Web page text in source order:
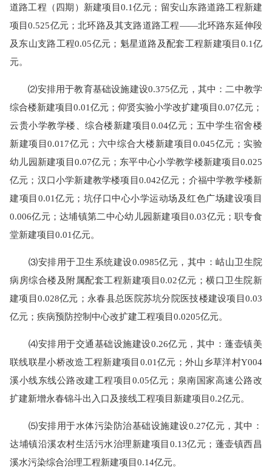
道路工程（四期）新建项目0.1亿元；留安山东路道路工程新建
项目0.525亿元；北环路及其支路道路工程——北环路东延伸段
及东山支路工程0.05亿元；魁星道路及配套工程新建项目0.1亿
元。
⑵安排用于教育基础设施建设0.375亿元，其中：二中教学
综合楼新建项目0.01亿元；仰贤实验小学改扩建项目0.07亿元；
云贵小学教学楼、综合楼新建项目0.04亿元；五中学生宿舍楼
新建项目0.017亿元；六中综合大楼新建项目0.045亿元；实验
幼儿园新建项目0.07亿元；东平中心小学教学楼新建项目0.025
亿元；汉口小学新建教学楼项目0.042亿元；介福中学教学楼新
建项目0.01亿元；坑仔口中心小学运动场及红色广场建设项目
0.006亿元；达埔镇第二中心幼儿园新建项目0.03亿元；职专食
堂新建项目0.01亿元。
⑶安排用于卫生系统建设0.0985亿元，其中：岵山卫生院
病房综合楼及附属配套工程新建项目0.02亿元；横口卫生院新
建项目0.028亿元；永春县总医院苏坑分院医技楼建设项目0.03
亿元；疾病预防控制中心改扩建工程项目0.0205亿元。
⑷安排用于交通基础设施建设0.26亿元，其中：蓬壶镇美
联线联星小桥改造工程新建项目0.01亿元；外山乡草洋村Y004
溪小线东线公路改建工程项目0.05亿元；泉南国家高速公路改
扩建新增永春锦斗出入口及接线工程项目新建项目0.2亿元。
⑸安排用于水体污染防治基础设施建设0.27亿元，其中：
达埔镇沿溪农村生活污水治理新建项目0.13亿元；蓬壶镇西昌
溪水污染综合治理工程新建项目0.14亿元。